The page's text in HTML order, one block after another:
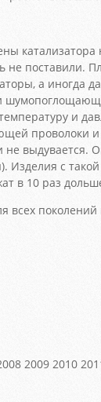
не поставили.
а иногда
и
проволоки и
не
Изделия с
в 10 раз
всех
2009 2010